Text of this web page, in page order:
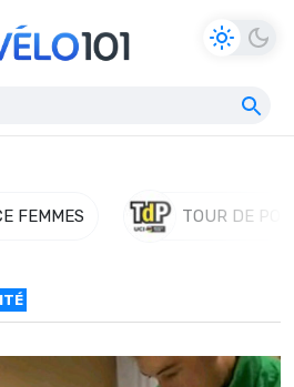
FEMMES TOUR DE